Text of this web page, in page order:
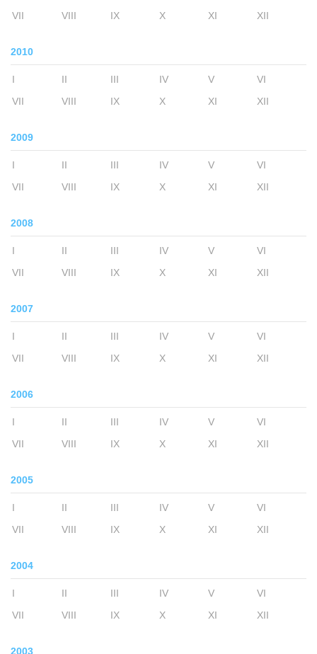
VII
VIII IX X XI XII
2010
I II III IV V
VI
VII
VIII IX X XI XII
2009
I II III IV V
VI
VII
VIII IX X XI XII
2008
I II III IV V
VI
VII
VIII IX X XI XII
2007
I II III IV V
VI
VII
VIII IX X XI XII
2006
I II III IV V
VI
VII
VIII IX X XI XII
2005
I II III IV V
VI
VII
VIII IX X XI XII
2004
I II III IV V
VI
VII
VIII IX X XI XII
2003